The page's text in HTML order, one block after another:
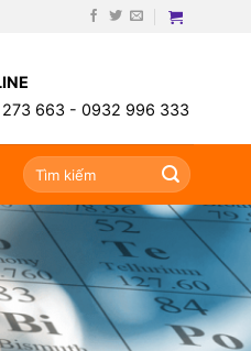
273 663 -0932 996 333
Search
for: